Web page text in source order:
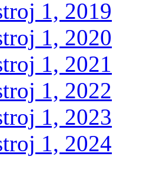
1, 2019
1, 2020
1, 2021
1, 2022
1, 2023
1, 2024